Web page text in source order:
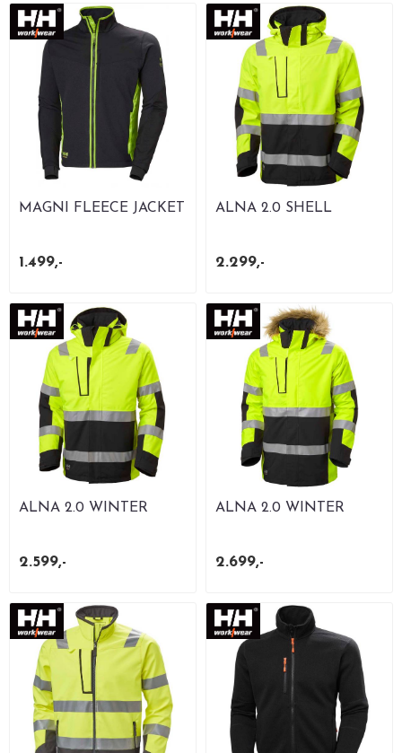
MAGNI FLEECE JACKET
1.499,-
ALNA 2.0 SHELL
2.299,-
ALNA 2.0 WINTER
2.599,-
ALNA 2.0 WINTER
2.699,-